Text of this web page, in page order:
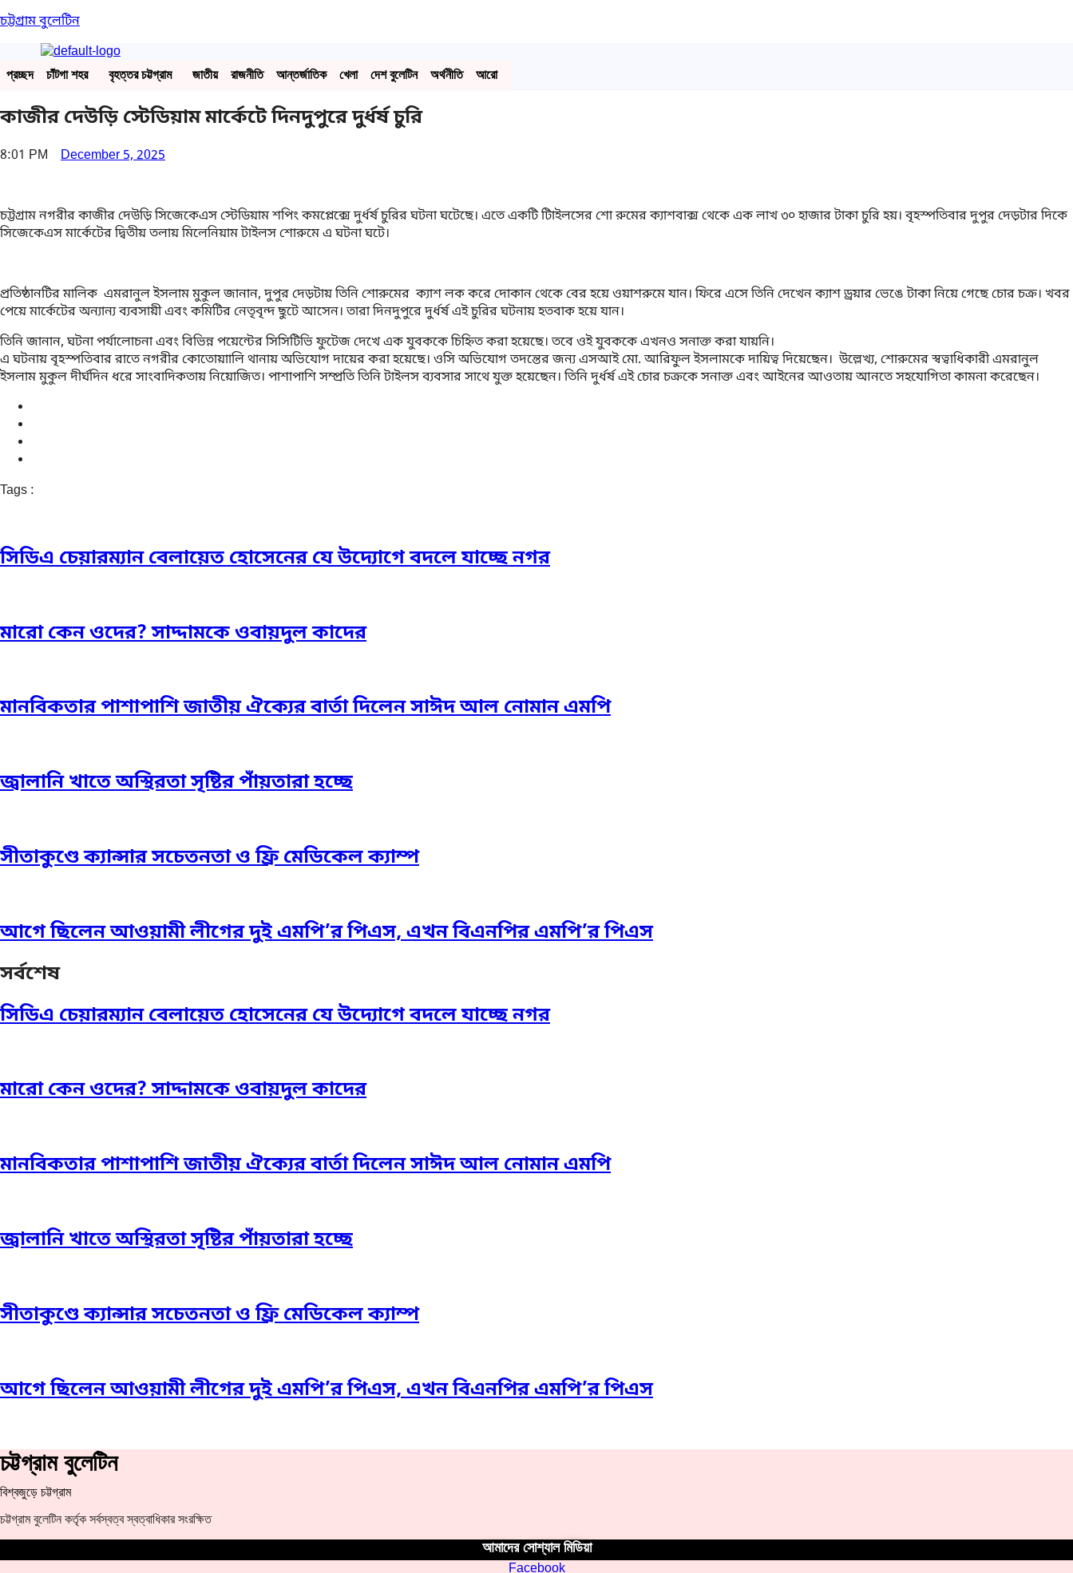
চট্টগ্রাম বুলেটিন
প্রচ্ছদ চাঁটগা শহর বৃহত্তর চট্টগ্রাম জাতীয় রাজনীতি আন্তর্জাতিক খেলা দেশ বুলেটিন অর্থনীতি আরো
কাজীর দেউড়ি স্টেডিয়াম মার্কেটে দিনদুপুরে দুর্ধর্ষ চুরি
8:01 PM December 5, 2025
চট্টগ্রাম নগরীর কাজীর দেউড়ি সিজেকেএস স্টেডিয়াম শপিং কমপ্লেক্সে দুর্ধর্ষ চুরির ঘটনা ঘটেছে। এতে একটি টািইলসের শো রুমের ক্যাশবাক্স থেকে এক লাখ ৩০ হাজার টাকা চুরি হয়। বৃহস্পতিবার দুপুর দেড়টার দিকে
সিজেকেএস মার্কেটের দ্বিতীয় তলায় মিলেনিয়াম টাইলস শোরুমে এ ঘটনা ঘটে।
প্রতিষ্ঠানটির মালিক এমরানুল ইসলাম মুকুল জানান, দুপুর দেড়টায় তিনি শোরুমের ক্যাশ লক করে দোকান থেকে বের হয়ে ওয়াশরুমে যান। ফিরে এসে তিনি দেখেন ক্যাশ ড্রয়ার ভেঙে টাকা নিয়ে গেছে চোর চক্র। খবর
পেয়ে মার্কেটের অন্যান্য ব্যবসায়ী এবং কমিটির নেতৃবৃন্দ ছুটে আসেন। তারা দিনদুপুরে দুর্ধর্ষ এই চুরির ঘটনায় হতবাক হয়ে যান।
তিনি জানান, ঘটনা পর্যালোচনা এবং বিভিন্ন পয়েন্টের সিসিটিভি ফুটেজ দেখে এক যুবককে চিহ্নিত করা হয়েছে। তবে ওই যুবককে এখনও সনাক্ত করা যায়নি।
এ ঘটনায় বৃহস্পতিবার রাতে নগরীর কোতোয়াালি থানায় অভিযোগ দায়ের করা হয়েছে। ওসি অভিযোগ তদন্তের জন্য এসআই মো. আরিফুল ইসলামকে দায়িত্ব দিয়েছেন। উল্লেখ্য, শোরুমের স্বত্বাধিকারী এমরানুল
ইসলাম মুকুল দীর্ঘদিন ধরে সাংবাদিকতায় নিয়োজিত। পাশাপাশি সম্প্রতি তিনি টাইলস ব্যবসার সাথে যুক্ত হয়েছেন। তিনি দুর্ধর্ষ এই চোর চক্রকে সনাক্ত এবং আইনের আওতায় আনতে সহযোগিতা কামনা করেছেন।
Tags :
সিডিএ চেয়ারম্যান বেলায়েত হোসেনের যে উদ্যোগে বদলে যাচ্ছে নগর
মারো কেন ওদের? সাদ্দামকে ওবায়দুল কাদের
মানবিকতার পাশাপাশি জাতীয় ঐক্যের বার্তা দিলেন সাঈদ আল নোমান এমপি
জ্বালানি খাতে অস্থিরতা সৃষ্টির পাঁয়তারা হচ্ছে
সীতাকুণ্ডে ক্যান্সার সচেতনতা ও ফ্রি মেডিকেল ক্যাম্প
আগে ছিলেন আওয়ামী লীগের দুই এমপি’র পিএস, এখন বিএনপির এমপি’র পিএস
সর্বশেষ
সিডিএ চেয়ারম্যান বেলায়েত হোসেনের যে উদ্যোগে বদলে যাচ্ছে নগর
মারো কেন ওদের? সাদ্দামকে ওবায়দুল কাদের
মানবিকতার পাশাপাশি জাতীয় ঐক্যের বার্তা দিলেন সাঈদ আল নোমান এমপি
জ্বালানি খাতে অস্থিরতা সৃষ্টির পাঁয়তারা হচ্ছে
সীতাকুণ্ডে ক্যান্সার সচেতনতা ও ফ্রি মেডিকেল ক্যাম্প
আগে ছিলেন আওয়ামী লীগের দুই এমপি’র পিএস, এখন বিএনপির এমপি’র পিএস
চট্টগ্রাম বুলেটিন
বিশ্বজুড়ে চট্টগ্রাম
চট্টগ্রাম বুলেটিন কর্তৃক সর্বস্বত্ব স্বত্বাধিকার সংরক্ষিত
আমাদের সোশ্যাল মিডিয়া
Facebook